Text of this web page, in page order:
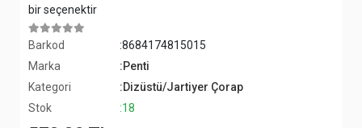
bir seçenektir
Barkod
:8684174815015
Marka
:Penti
Kategori
:Dizüstü/Jartiyer Çorap
Stok
:18